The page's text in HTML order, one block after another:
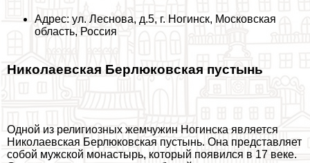
Адрес: ул. Леснова, д.5, г. Ногинск, Московская
область, Россия
Николаевская Берлюковская пустынь
Одной из религиозных жемчужин Ногинска является
Николаевская Берлюковская пустынь. Она представляет
собой мужской монастырь, который появился в 17 веке.